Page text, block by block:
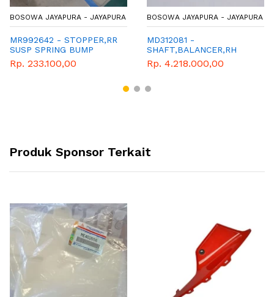
BOSOWA JAYAPURA - JAYAPURA
MR992642 - STOPPER,RR
SUSP SPRING BUMP
Rp. 233.100,00
BOSOWA JAYAPURA - JAYAPURA
MD312081 -
SHAFT,BALANCER,RH
Rp. 4.218.000,00
Produk Sponsor Terkait